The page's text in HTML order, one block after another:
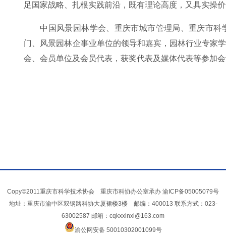
足国家战略、扎根实践前沿，既有理论高度，又具实操
中国风景园林学会、重庆市城市管理局、重庆市
门、风景园林企事业单位的领导和嘉宾，园林行业专家
会、会员单位及会员代表，获奖代表及媒体代表等参加
Copy©2011重庆市科学技术协会 重庆市科协办公室承办 渝ICP备05005079号
地址：重庆市渝中区双钢路科协大厦裙楼3楼 邮编：400013 联系方式：023-
63002587 邮箱：cqkxxinxi@163.com
渝公网安备 50010302001099号